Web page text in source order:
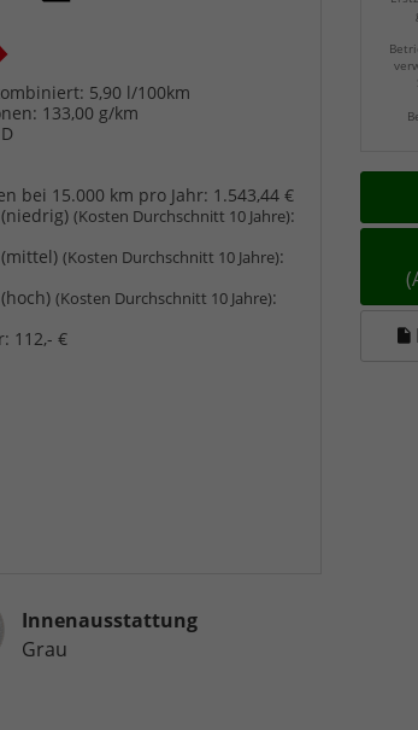
5,90 l/100km
133,00 g/km
D
bei 15.000 km pro Jahr: 1.543,44 €
(niedrig)(Kosten Durchschnitt 10 Jahre):
(mittel)(Kosten Durchschnitt 10 Jahre):
(hoch)(Kosten Durchschnitt 10 Jahre):
112,- €
Innenausstattung
Grau